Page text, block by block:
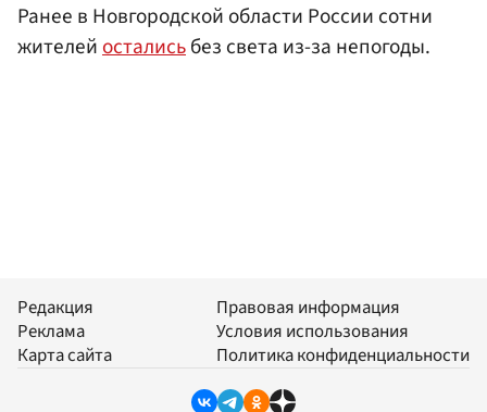
Ранее в Новгородской области России сотни
жителейосталисьбез света из-за непогоды.
Редакция
Реклама
Карта сайта
Правовая информация
Условия использования
Политика конфиденциальности